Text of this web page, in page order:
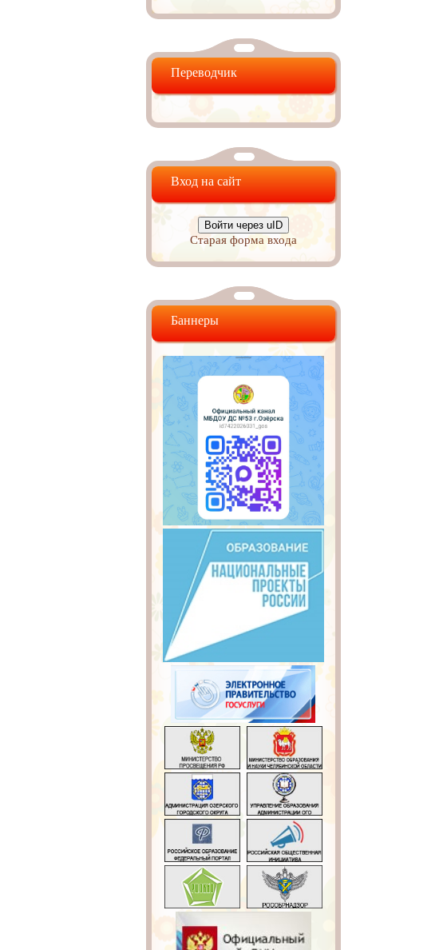
Переводчик
Вход на сайт
Войти через uID
Старая форма входа
Баннеры